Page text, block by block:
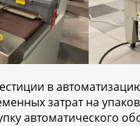
в
затрат на
автоматического